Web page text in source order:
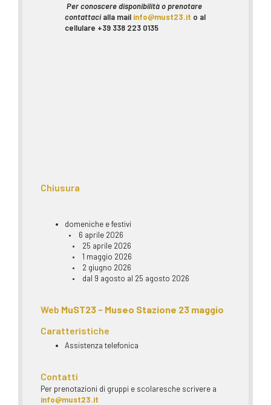
Per conoscere disponibilità o prenotare
contattacialla mail info@must23.it o al
cellulare +39 338 223 0135
Chiusura
domeniche e festivi
• 6 aprile 2026
• 25 aprile 2026
• 1 maggio 2026
• 2 giugno 2026
• dal 9 agosto al 25 agosto 2026
Web MuST23 - Museo Stazione 23 maggio
Caratteristiche
Assistenza telefonica
Contatti
Per prenotazioni di gruppi e scolaresche scrivere a
info@must23.it